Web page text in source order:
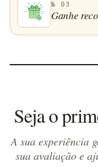
№ 03
Ganhe
Seja o
A sua experiência
sua avaliação e